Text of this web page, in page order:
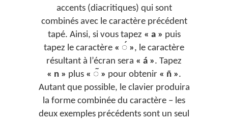
accents (diacritiques) qui sont
combinés avec le caractère précédent
tapé. Ainsi, si vous tapez « a » puis
tapez le caractère « ◌́ », le caractère
résultant à l’écran sera « á ». Tapez
« n » plus « ◌̃ » pour obtenir « ñ ».
Autant que possible, le clavier produira
la forme combinée du caractère – les
deux exemples précédents sont un seul